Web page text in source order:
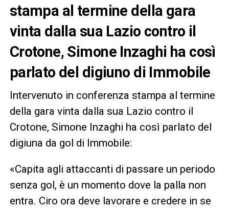
stampa al termine della gara
vinta dalla sua Lazio contro il
Crotone, Simone Inzaghi ha così
parlato del digiuno di Immobile
Intervenuto in conferenza stampa al termine
della gara vinta dalla sua Lazio contro il
Crotone, Simone Inzaghi ha così parlato del
digiuna da gol di Immobile:
«Capita agli attaccanti di passare un periodo
senza gol, è un momento dove la palla non
entra. Ciro ora deve lavorare e credere in se